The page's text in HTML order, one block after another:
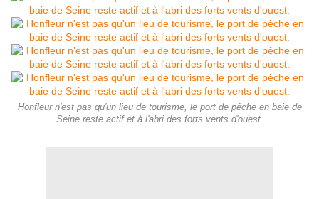
Honfleur n'est pas qu'un lieu de tourisme, le port de pêche en baie de
Seine reste actif et à l'abri des forts vents d'ouest.